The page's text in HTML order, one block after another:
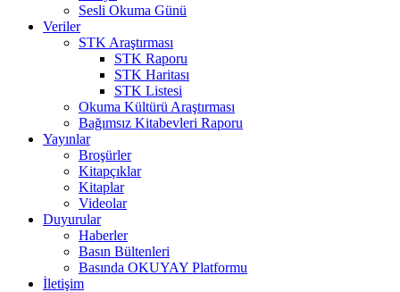
Sesli Okuma Günü
Veriler
STK Araştırması
STK Raporu
STK Haritası
STK Listesi
Okuma Kültürü Araştırması
Bağımsız Kitabevleri Raporu
Yayınlar
Broşürler
Kitapçıklar
Kitaplar
Videolar
Duyurular
Haberler
Basın Bültenleri
Basında OKUYAY Platformu
İletişim